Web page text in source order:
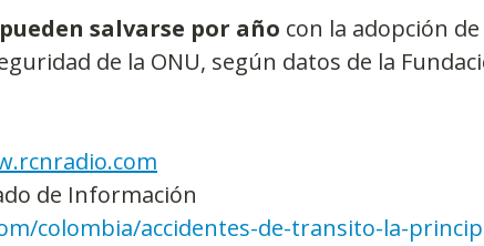
salvarse por año con la adopción de
de la ONU, según datos de la
de Información
colombia/accidentes-de-transito-la-